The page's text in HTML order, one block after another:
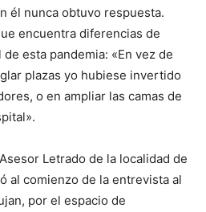
él nunca obtuvo respuesta.
encuentra diferencias de
esta pandemia: «En vez de
plazas yo hubiese invertido
o en ampliar las camas de
Letrado de la localidad de
al comienzo de la entrevista al
por el espacio de